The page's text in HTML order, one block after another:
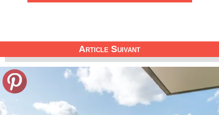
Article Suivant